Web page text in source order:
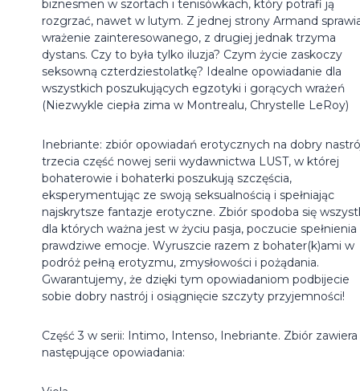
biznesmen w szortach i tenisówkach, który potrafi ją
rozgrzać, nawet w lutym. Z jednej strony Armand
wrażenie zainteresowanego, z drugiej jednak trzyma
dystans. Czy to była tylko iluzja? Czym życie zaskoczy
seksowną czterdziestolatkę? Idealne opowiadanie dla
wszystkich poszukujących egzotyki i gorących wrażeń
(Niezwykle ciepła zima w Montrealu, Chrystelle LeRoy)
Inebriante: zbiór opowiadań erotycznych na dobry
trzecia część nowej serii wydawnictwa LUST, w której
bohaterowie i bohaterki poszukują szczęścia,
eksperymentując ze swoją seksualnością i spełniając
najskrytsze fantazje erotyczne. Zbiór spodoba się
dla których ważna jest w życiu pasja, poczucie spełnienia
prawdziwe emocje. Wyruszcie razem z bohater(k)ami w
podróż pełną erotyzmu, zmysłowości i pożądania.
Gwarantujemy, że dzięki tym opowiadaniom podbijecie
sobie dobry nastrój i osiągnięcie szczyty przyjemności!
Część 3 w serii: Intimo, Intenso, Inebriante. Zbiór zawiera
następujące opowiadania: